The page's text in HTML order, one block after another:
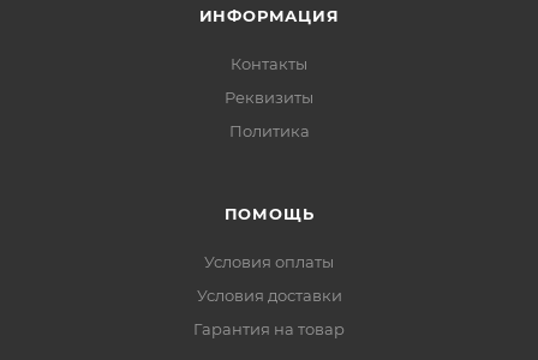
ИНФОРМАЦИЯ
Контакты
Реквизиты
Политика
ПОМОЩЬ
Условия оплаты
Условия доставки
Гарантия на товар